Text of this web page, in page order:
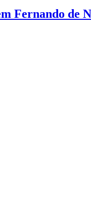
Fernando de